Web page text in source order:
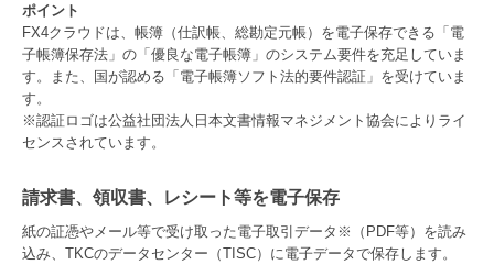
ポイント
FX4クラウドは、帳簿（仕訳帳、総勘定元帳）を電子保存できる「電
子帳簿保存法」の「優良な電子帳簿」のシステム要件を充足していま
す。また、国が認める「電子帳簿ソフト法的要件認証」を受けていま
す。
※認証ロゴは公益社団法人日本文書情報マネジメント協会によりライ
センスされています。
請求書、領収書、レシート等を電子保存
紙の証憑やメール等で受け取った電子取引データ※（PDF等）を読み
込み、TKCのデータセンター（TISC）に電子データで保存します。